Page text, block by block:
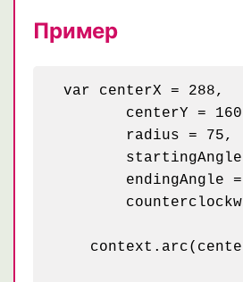
Пример
var centerX = 288,